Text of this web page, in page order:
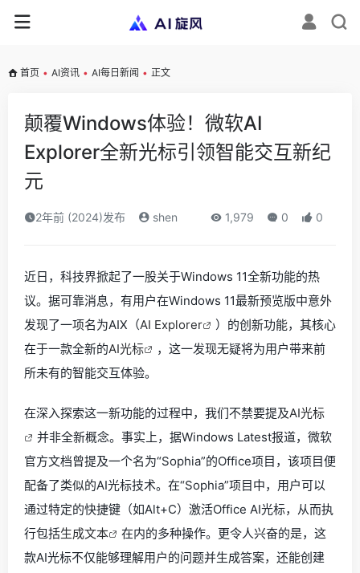
首页 • AI资讯 • AI每日新闻 • 正文
颠覆Windows体验！微软AI
Explorer全新光标引领智能交互新纪
元
2年前 (2024)发布 shen 1,979 0 0
近日，科技界掀起了一股关于Windows 11全新功能的热
议。据可靠消息，有用户在Windows 11最新预览版中意外
发现了一项名为AIX（AI Explorer
）的创新功能，其核心
在于一款全新的AI光标
，这一发现无疑将为用户带来前
所未有的智能交互体验。
在深入探索这一新功能的过程中，我们不禁要提及AI光标
并非全新概念。事实上，据Windows Latest报道，微软
官方文档曾提及一个名为“Sophia”的Office项目，该项目便
配备了类似的AI光标技术。在“Sophia”项目中，用户可以
通过特定的快捷键（如Alt+C）激活Office AI光标，从而执
行包括生成文本
在内的多种操作。更令人兴奋的是，这
款AI光标不仅能够理解用户的问题并生成答案，还能创建